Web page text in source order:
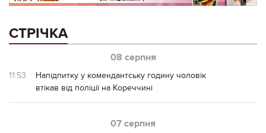
СТРІЧКА
08 серпня
11:53
Напідпитку у комендантську годину чоловік
втікав від поліції на Кореччині
07 серпня